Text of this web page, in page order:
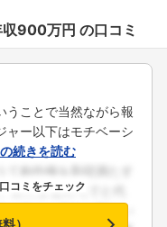
収900万円 の口コミ
うことで当然ながら報
ャー以下はモチベーシ
続きを読む
コミをチェック
）